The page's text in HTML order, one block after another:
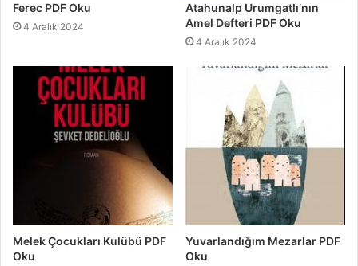
Ferec PDF Oku
4 Aralık 2024
Atahunalp Urumgatlı’nın
Amel Defteri PDF Oku
4 Aralık 2024
Melek Çocukları Kulübü PDF
Oku
Yuvarlandığım Mezarlar PDF
Oku